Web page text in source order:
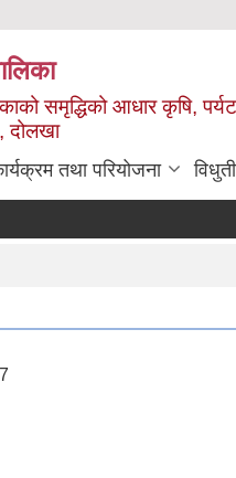
समृद्धिको आधार कृषि,
दोलखा
तथा परियोजना